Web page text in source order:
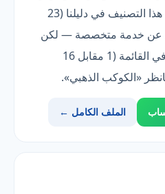
أعلى من متوسط شركات هذا التصنيف في دليلنا (23
عن خدمة متخصصة — لكن
تغطيتها أضيق من الأوسع في القائمة (1 مقابل 16
«الكوكب الذهبي».
الملف الكامل ←